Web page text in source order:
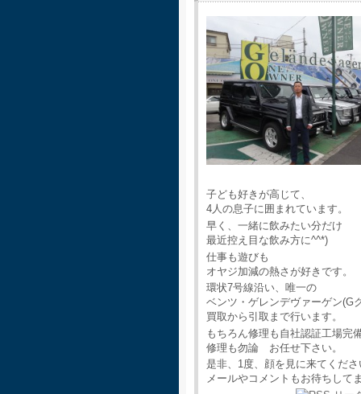
子ども好きが高じて、
4人の息子に囲まれています。
早く、一緒に飲みたい分だけ
最近控え目な飲み方に^^*)
仕事も遊びも
オヤジ加減の熱さが好きです。
環状7号線沿い、唯一の
ベンツ・ゲレンデヴァーゲン(G
買取から引取まで行います。
もちろん修理も自社認証工場完
修理も勿論 お任せ下さい。
是非、1度、顔を見に来てくださ
メールやコメントもお待ちして